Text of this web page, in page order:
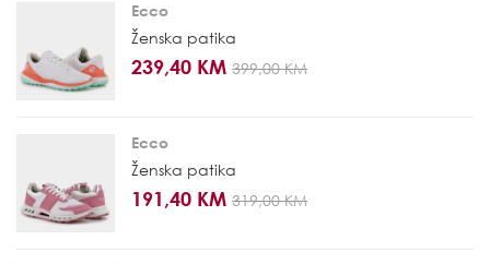
Ecco
Ženska patika
239,40 KM 399,00 KM
Ecco
Ženska patika
191,40 KM 319,00 KM